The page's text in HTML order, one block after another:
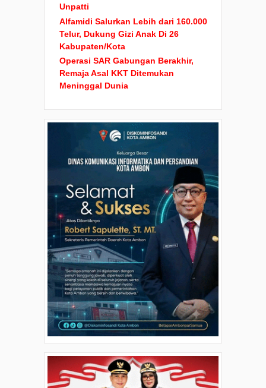
Unpatti
Alfamidi Salurkan Lebih dari 160.000
Telur, Dukung Gizi Anak Di 26
Kabupaten/Kota
Operasi SAR Gabungan Berakhir,
Remaja Asal KKT Ditemukan
Meninggal Dunia